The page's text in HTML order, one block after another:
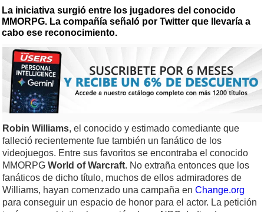
La iniciativa surgió entre los jugadores del conocido
MMORPG. La compañía señaló por Twitter que llevaría a
cabo ese reconocimiento.
Robin Williams, el conocido y estimado comediante que
falleció recientemente fue también un fanático de los
videojuegos. Entre sus favoritos se encontraba el conocido
MMORPG World of Warcraft. No extraña entonces que los
fanáticos de dicho título, muchos de ellos admiradores de
Williams, hayan comenzado una campaña en Change.org
para conseguir un espacio de honor para el actor. La petición